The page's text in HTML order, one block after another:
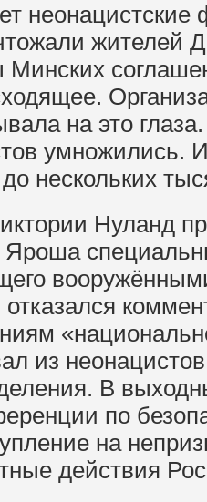
жителей
Минских
на это
умножились.
нескольких
Нуланд
Яроша
из
В
по
на
действия